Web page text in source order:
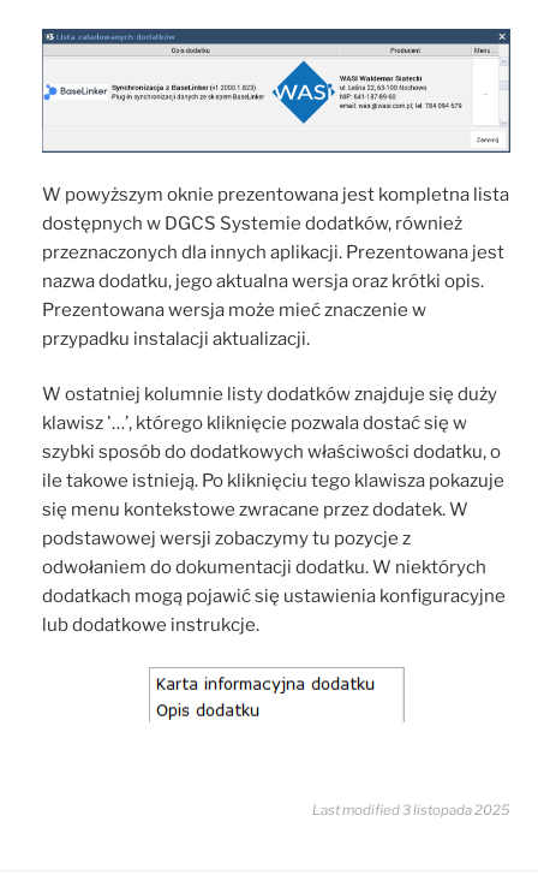
W powyższym oknie prezentowana jest kompletna lista
dostępnych w DGCS Systemie dodatków, również
przeznaczonych dla innych aplikacji. Prezentowana jest
nazwa dodatku, jego aktualna wersja oraz krótki opis.
Prezentowana wersja może mieć znaczenie w
przypadku instalacji aktualizacji.
W ostatniej kolumnie listy dodatków znajduje się duży
klawisz '…’, którego kliknięcie pozwala dostać się w
szybki sposób do dodatkowych właściwości dodatku, o
ile takowe istnieją. Po kliknięciu tego klawisza pokazuje
się menu kontekstowe zwracane przez dodatek. W
podstawowej wersji zobaczymy tu pozycje z
odwołaniem do dokumentacji dodatku. W niektórych
dodatkach mogą pojawić się ustawienia konfiguracyjne
lub dodatkowe instrukcje.
Last modified 3 listopada 2025